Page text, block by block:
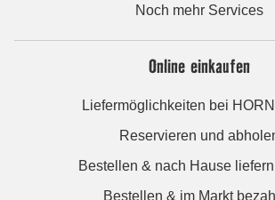
Noch mehr Services
Online einkaufen
Liefermöglichkeiten bei
Reservieren und
Bestellen & nach Hause
Bestellen & im Markt